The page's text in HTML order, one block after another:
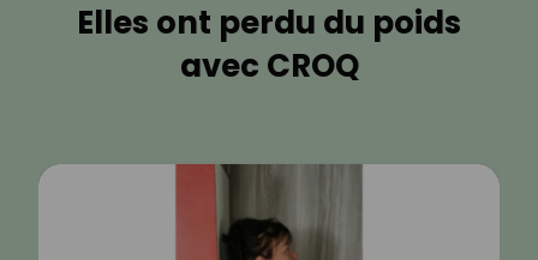
Elles ont perdu du poids
avec CROQ